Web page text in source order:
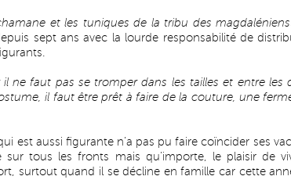
et les tuniques de la tribu des magdaléniens
sept ans avec la lourde responsabilité de
il ne faut pas se tromper dans les tailles et entre les
il faut être prêt à faire de la couture, une
est aussi figurante n’a pas pu faire coïncider ses
tous les fronts mais qu’importe, le plaisir de
surtout quand il se décline en famille car cette